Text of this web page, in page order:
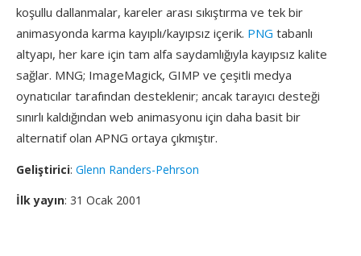
koşullu dallanmalar, kareler arası sıkıştırma ve tek bir
animasyonda karma kayıplı/kayıpsız içerik. PNG tabanlı
altyapı, her kare için tam alfa saydamlığıyla kayıpsız kalite
sağlar. MNG; ImageMagick, GIMP ve çeşitli medya
oynatıcılar tarafından desteklenir; ancak tarayıcı desteği
sınırlı kaldığından web animasyonu için daha basit bir
alternatif olan APNG ortaya çıkmıştır.
Geliştirici: Glenn Randers-Pehrson
İlk yayın: 31 Ocak 2001